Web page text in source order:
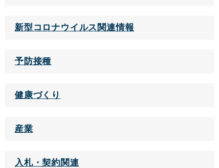
新型コロナウイルス関連情報
予防接種
健康づくり
産業
入札・契約関連